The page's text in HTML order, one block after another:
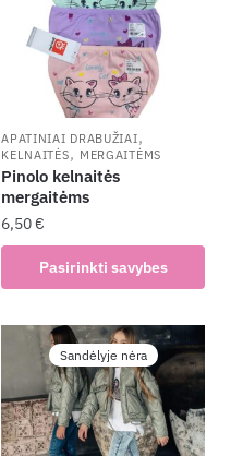
APATINIAI DRABUŽIAI,
KELNAITĖS, MERGAITĖMS
Pinolo kelnaitės
mergaitėms
6,50€
Pasirinkti savybes
product
multiple
variants.
The
options
may
Sandėlyje nėra